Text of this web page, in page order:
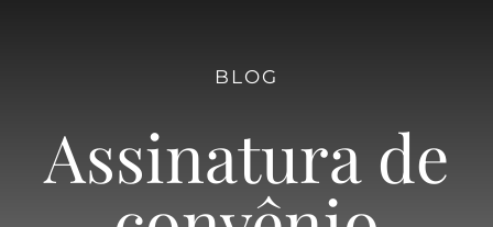
Marca Coletiva
BLOG
Assinatura de